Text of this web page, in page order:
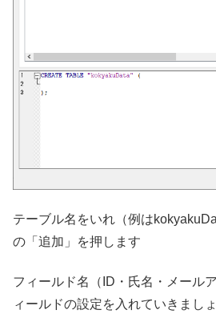
テーブル名をいれ（例は
の「追加」を押します
フィールド名（ID・氏名・メール
ィールドの設定を入れていきまし